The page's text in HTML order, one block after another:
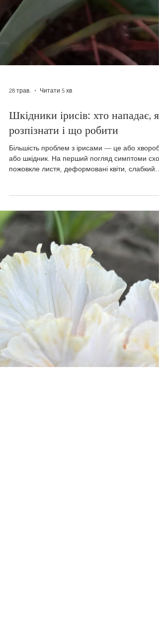
28 трав. Читати 5 хв
Шкідники ірисів: хто нападає, як
розпізнати і що робити
Більшість проблем з ірисами — це або
або шкідник. На перший погляд симптоми
пожовкле листя, деформовані квіти, слабкий
ріст. Але причина різна, і лікування теж.
Фунгіцид не врятує від трипсів, а інсектицид не
зупинить гриб. Ця стаття — про шкідників: яких
комах і слимаків варто знати, якщо ви
вирощуєте іриси, як їх розпізнати за слідами і
що робити. Якщо ви підозрюєте хворобу, а не
шкідника — є окремий матеріал: хвороби
Ірисова муха — найнебезпечніши